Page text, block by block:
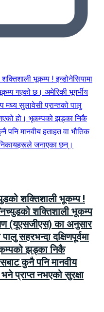
शक्तिशाली भूकम्प !
शक्तिशाली भूकम्प
(यूएसजीएस) का अनुसार
सहरभन्दा दक्षिणपूर्वमा
झड्का निकै
कुनै पनि मानवीय
प्राप्त नभएको सुरक्षा